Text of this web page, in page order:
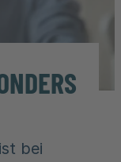
bei